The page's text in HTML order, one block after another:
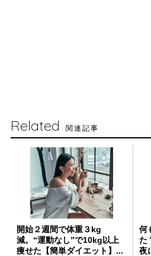
Related 関連記事
開始２週間で体重３kg
減。“運動なし”で10kg以上
痩せた【簡単ダイエット】...
何
た
夜